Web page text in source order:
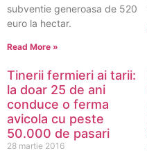
subventie generoasa de 520
euro la hectar.
Read More »
Tinerii fermieri ai tarii:
la doar 25 de ani
conduce o ferma
avicola cu peste
50.000 de pasari
28 martie 2016